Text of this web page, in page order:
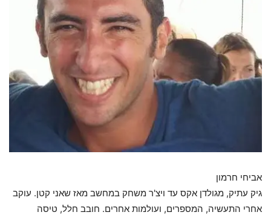
אביחי חרמון
גיק עתיק, מגולדן אקס עד ויצ'ר משחק במחשב מאז שאני קטן. עוקב
אחרי התעשיה, המספרים, ועולמות אחרים. חובב חלל, טיסה